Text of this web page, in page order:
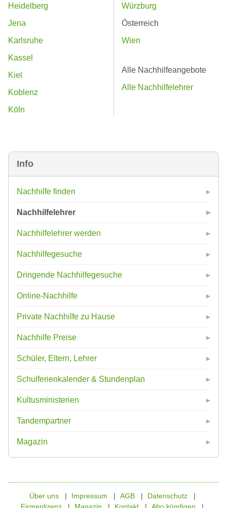
Info
Nachhilfe finden
Nachhilfelehrer
Nachhilfelehrer werden
Nachhilfegesuche
Dringende Nachhilfegesuche
Online-Nachhilfe
Private Nachhilfe zu Hause
Nachhilfe Preise
Schüler, Eltern, Lehrer
Schulferienkalender & Stundenplan
Kultusministerien
Tandempartner
Magazin
Heidelberg
Jena
Karlsruhe
Kassel
Kiel
Koblenz
Köln
Würzburg
Österreich
Wien
Alle Nachhilfeangebote
Alle Nachhilfelehrer
Über uns Impressum AGB
Datenschutz